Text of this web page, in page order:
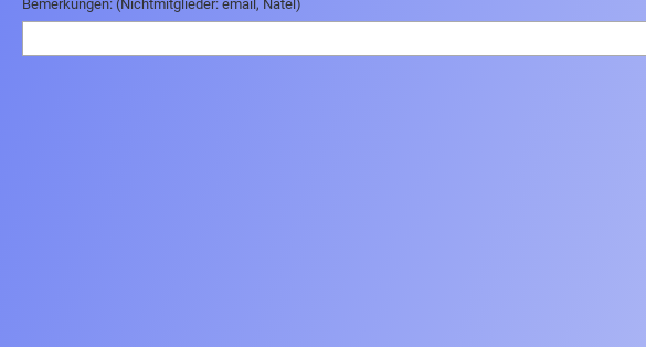
Bemerkungen: (Nichtmitglieder: email, Natel)